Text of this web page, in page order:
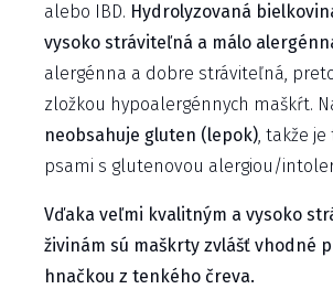
alebo IBD. Hydrolyzovaná
vysoko stráviteľná a málo
alergénna a dobre stráviteľná,
zložkou hypoalergénnych maškŕt.
neobsahuje gluten (lepok), takže
psami s glutenovou alergiou/
Vďaka veľmi kvalitným a vysoko
živinám sú maškrty zvlášť vhodné
hnačkou z tenkého čreva.